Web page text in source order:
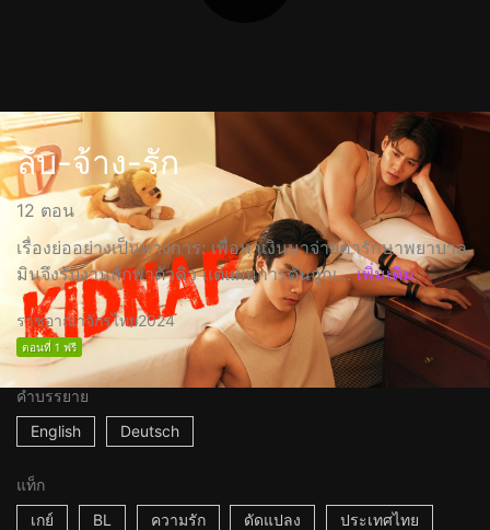
ลับ-จ้าง-รัก
12 ตอน
เรื่องย่ออย่างเป็นทางการ: เพื่อหาเงินมาจ่ายค่ารักษาพยาบาล
มินจึงรับงานลักพาตัวคิว แต่แผนการดันถูกเ... เพิ่มเติม
ราชอาณาจักรไทย2024
ตอนที่ 1 ฟรี
คำบรรยาย
English
Deutsch
แท็ก
เกย์
BL ความรัก ดัดแปลง ประเทศไทย